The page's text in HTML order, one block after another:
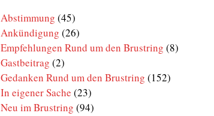
Abstimmung (45)
Ankündigung (26)
Empfehlungen Rund um den Brustring (8)
Gastbeitrag (2)
Gedanken Rund um den Brustring (152)
In eigener Sache (23)
Neu im Brustring (94)